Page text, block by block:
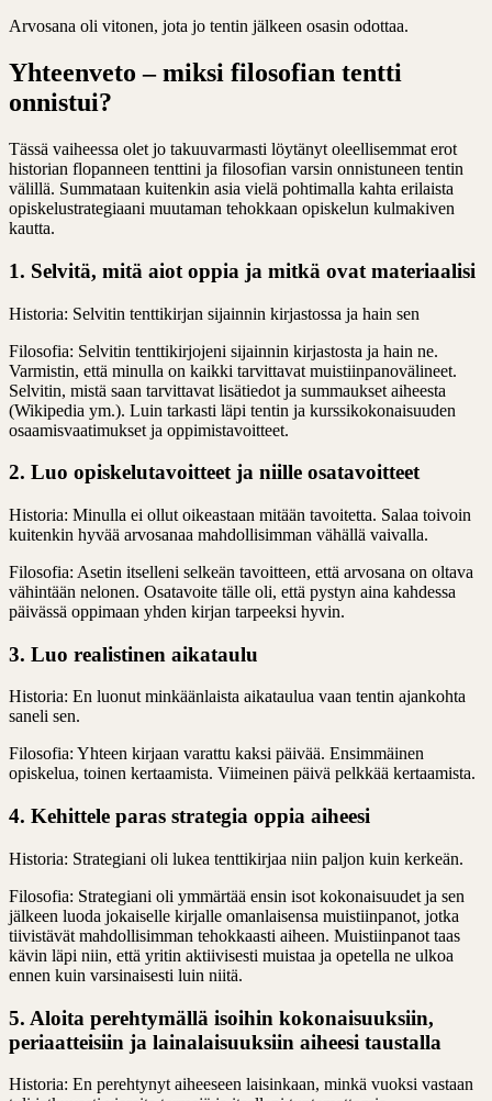
Arvosana oli vitonen, jota jo tentin jälkeen osasin odottaa.
Yhteenveto – miksi filosofian tentti
onnistui?
Tässä vaiheessa olet jo takuuvarmasti löytänyt oleellisemmat erot
historian flopanneen tenttini ja filosofian varsin onnistuneen tentin
välillä. Summataan kuitenkin asia vielä pohtimalla kahta erilaista
opiskelustrategiaani muutaman tehokkaan opiskelun kulmakiven
kautta.
1. Selvitä, mitä aiot oppia ja mitkä ovat materiaalisi
Historia: Selvitin tenttikirjan sijainnin kirjastossa ja hain sen
Filosofia: Selvitin tenttikirjojeni sijainnin kirjastosta ja hain ne.
Varmistin, että minulla on kaikki tarvittavat muistiinpanovälineet.
Selvitin, mistä saan tarvittavat lisätiedot ja summaukset aiheesta
(Wikipedia ym.). Luin tarkasti läpi tentin ja kurssikokonaisuuden
osaamisvaatimukset ja oppimistavoitteet.
2. Luo opiskelutavoitteet ja niille osatavoitteet
Historia: Minulla ei ollut oikeastaan mitään tavoitetta. Salaa toivoin
kuitenkin hyvää arvosanaa mahdollisimman vähällä vaivalla.
Filosofia: Asetin itselleni selkeän tavoitteen, että arvosana on oltava
vähintään nelonen. Osatavoite tälle oli, että pystyn aina kahdessa
päivässä oppimaan yhden kirjan tarpeeksi hyvin.
3. Luo realistinen aikataulu
Historia: En luonut minkäänlaista aikataulua vaan tentin ajankohta
saneli sen.
Filosofia: Yhteen kirjaan varattu kaksi päivää. Ensimmäinen
opiskelua, toinen kertaamista. Viimeinen päivä pelkkää kertaamista.
4. Kehittele paras strategia oppia aiheesi
Historia: Strategiani oli lukea tenttikirjaa niin paljon kuin kerkeän.
Filosofia: Strategiani oli ymmärtää ensin isot kokonaisuudet ja sen
jälkeen luoda jokaiselle kirjalle omanlaisensa muistiinpanot, jotka
tiivistävät mahdollisimman tehokkaasti aiheen. Muistiinpanot taas
kävin läpi niin, että yritin aktiivisesti muistaa ja opetella ne ulkoa
ennen kuin varsinaisesti luin niitä.
5. Aloita perehtymällä isoihin kokonaisuuksiin,
periaatteisiin ja lainalaisuuksiin aiheesi taustalla
Historia: En perehtynyt aiheeseen laisinkaan, minkä vuoksi vastaan